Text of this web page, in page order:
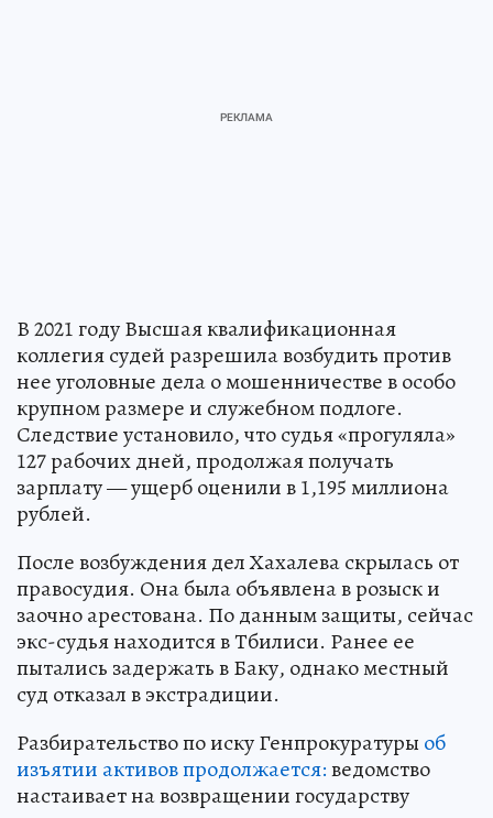
В 2021 году Высшая квалификационная
коллегия судей разрешила возбудить против
нее уголовные дела о мошенничестве в особо
крупном размере и служебном подлоге.
Следствие установило, что судья «прогуляла»
127 рабочих дней, продолжая получать
зарплату — ущерб оценили в 1,195 миллиона
рублей.
После возбуждения дел Хахалева скрылась от
правосудия. Она была объявлена в розыск и
заочно арестована. По данным защиты, сейчас
экс-судья находится в Тбилиси. Ранее ее
пытались задержать в Баку, однако местный
суд отказал в экстрадиции.
Разбирательство по иску Генпрокуратуры об
изъятии активов продолжается:ведомство
настаивает на возвращении государству